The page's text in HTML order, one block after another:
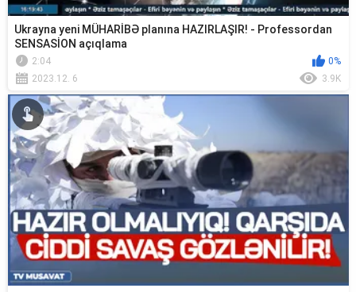
Ukrayna yeni MÜHARİBƏ planına HAZIRLAŞIR! - Professordan
SENSASİON açıqlama
2:04
0%
2023.12. 6
3.9K